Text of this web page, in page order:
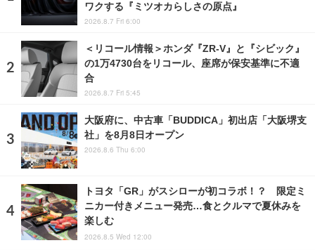
ワクする『ミツオカらしさの原点』
2026.8.7 Fri 6:00
＜リコール情報＞ホンダ『ZR-V』と『シビック』
の1万4730台をリコール、座席が保安基準に不適
合
2026.8.7 Fri 5:45
大阪府に、中古車「BUDDICA」初出店「大阪堺支
社」を8月8日オープン
2026.8.6 Thu 6:00
トヨタ「GR」がスシローが初コラボ！？ 限定ミ
ニカー付きメニュー発売…食とクルマで夏休みを
楽しむ
2026.8.5 Wed 12:00